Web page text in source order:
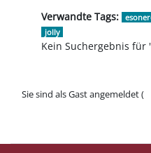
Verwandte Tags:
jolly
Kein Suchergebnis
Sie sind als Gast angemeldet (